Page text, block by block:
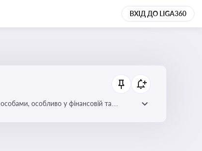
ВХІД ДО LIGA360
особливо у фінансовій та